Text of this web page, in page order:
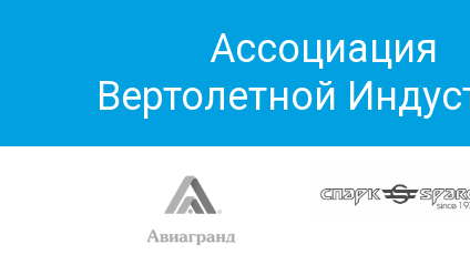
Ассоциация
Вертолетной